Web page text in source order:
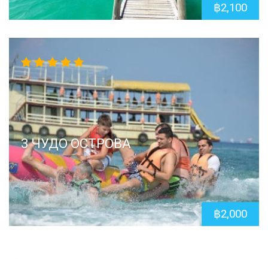
฿2,100
4.67out
of 5
3 ЧУДО ОСТРОВА
฿2,000